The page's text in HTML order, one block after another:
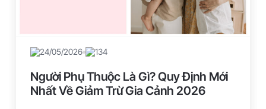
Người Phụ Thuộc Là Gì? Quy Định Mới
Nhất Về Giảm Trừ Gia Cảnh 2026
24/05/2026 134